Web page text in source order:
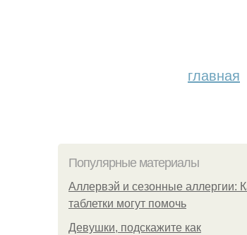
главная
Популярные материалы
Аллервэй и сезонные аллергии:
таблетки могут помочь
Девушки, подскажите как